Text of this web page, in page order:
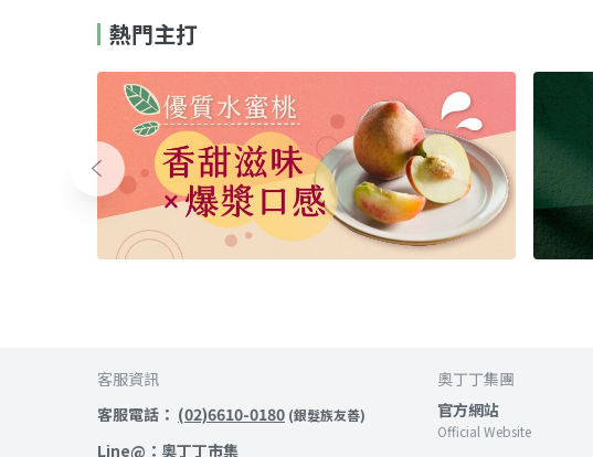
熱門主打
客服資訊
客服電話： (02)6610-0180 (銀髮族友善)
Line@： 奧丁丁市集
奧丁丁集團
官方網站
Official Website